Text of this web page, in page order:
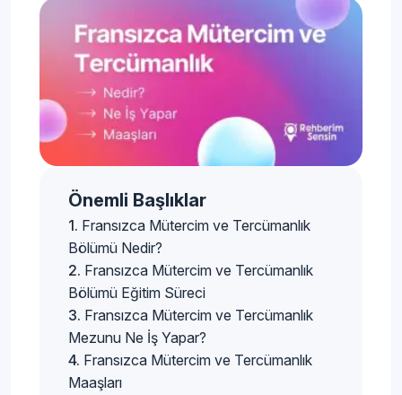
Önemli Başlıklar
Fransızca Mütercim ve Tercümanlık
Bölümü Nedir?
Fransızca Mütercim ve Tercümanlık
Bölümü Eğitim Süreci
Fransızca Mütercim ve Tercümanlık
Mezunu Ne İş Yapar?
Fransızca Mütercim ve Tercümanlık
Maaşları